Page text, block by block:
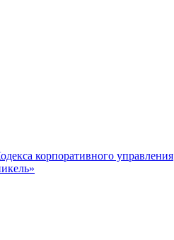
корпоративного управления